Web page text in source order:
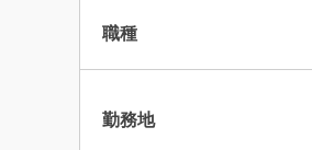
職種
勤務地